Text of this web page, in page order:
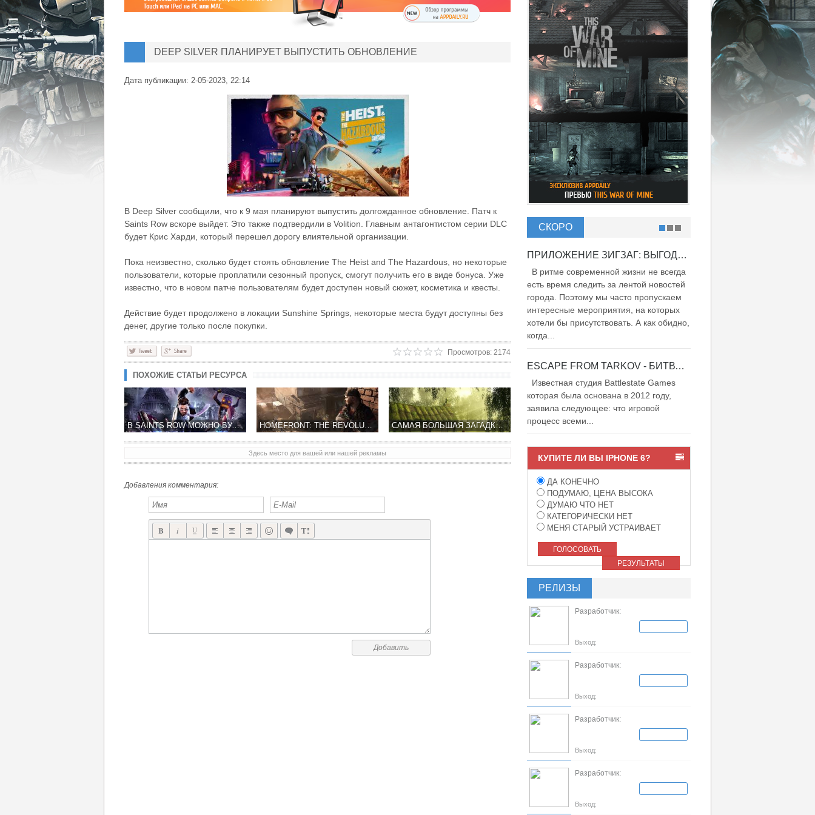
DEEP SILVER ПЛАНИРУЕТ ВЫПУСТИТЬ ОБНОВЛЕНИЕ
Дата публикации: 2-05-2023, 22:14
В Deep Silver сообщили, что к 9 мая планируют выпустить долгожданное обновление. Патч к
Saints Row вскоре выйдет. Это также подтвердили в Volition. Главным антагонтистом серии DLC
будет Крис Харди, который перешел дорогу влиятельной организации.
Пока неизвестно, сколько будет стоять обновление The Heist and The Hazardous, но некоторые
пользователи, которые проплатили сезонный пропуск, смогут получить его в виде бонуса. Уже
известно, что в новом патче пользователям будет доступен новый сюжет, косметика и квесты.
Действие будет продолжено в локации Sunshine Springs, некоторые места будут доступны без
денег, другие только после покупки.
Просмотров: 2174
ПОХОЖИЕ СТАТЬИ РЕСУРСА
В SAINTS ROW МОЖНО БУДЕТ ПОИГРАТЬ БЕСПЛАТНО HOMEFRONT: THE REVOLUTION ТЕПЕРЬ БУДЕТ РАЗВИВАТЬ DEEP SILVER САМАЯ БОЛЬШАЯ ЗАГАДКА 20-ГО ВЕКА SECRET FILES TUNGUSKA ВЫХОДИТ НА IOS
Здесь место для вашей или нашей рекламы
Добавления комментария:
Добавить
СКОРО
ПРИЛОЖЕНИЕ ЗИГЗАГ: ВЫГОДНО ВДВОЙНЕ!
В ритме современной жизни не всегда
есть время следить за лентой новостей
города. Поэтому мы часто пропускаем
интересные мероприятия, на которых
хотели бы присутствовать. А как обидно,
когда...
ESCAPE FROM TARKOV - БИТВА ЗА ТАРКОВ
Известная студия Battlestate Games
которая была основана в 2012 году,
заявила следующее: что игровой
процесс всеми...
КУПИТЕ ЛИ ВЫ IPHONE 6?
ДА КОНЕЧНО
ПОДУМАЮ, ЦЕНА ВЫСОКА
ДУМАЮ ЧТО НЕТ
КАТЕГОРИЧЕСКИ НЕТ
МЕНЯ СТАРЫЙ УСТРАИВАЕТ
ГОЛОСОВАТЬ
РЕЗУЛЬТАТЫ
РЕЛИЗЫ
Разработчик:
Выход:
Разработчик:
Выход:
Разработчик:
Выход:
Разработчик:
Выход: